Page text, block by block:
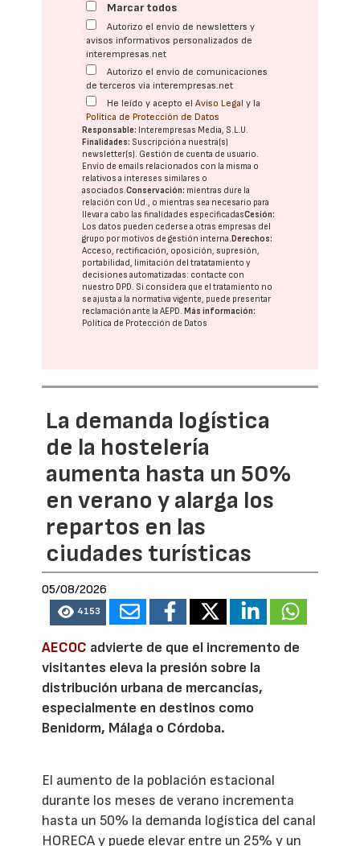
Marcar todos
Autorizo el envío de newsletters y
avisos informativos personalizados de
interempresas.net
Autorizo el envío de comunicaciones
de terceros vía interempresas.net
He leído y acepto elAviso Legal y la
Política de Protección de Datos
Responsable: Interempresas Media, S.L.U.
Finalidades: Suscripción a nuestra(s)
newsletter(s). Gestión de cuenta de usuario.
Envío de emails relacionados con la misma o
relativos a intereses similares o
asociados.Conservación: mientras dure la
relación con Ud., o mientras sea necesario para
llevar a cabo las finalidades especificadasCesión:
Los datos pueden cederse a otras empresas del
grupo por motivos de gestión interna. Derechos:
Acceso, rectificación, oposición, supresión,
portabilidad, limitación del tratatamiento y
decisiones automatizadas: contacte con
nuestro DPD. Si considera que el tratamiento no
se ajusta a la normativa vigente, puede presentar
reclamación ante laAEPD. Más información:
Política de Protección de Datos
La demanda logística
de la hostelería
aumenta hasta un 50%
en verano y alarga los
repartos en las
ciudades turísticas
05/08/2026
4153
AECOC advierte de que el incremento de
visitantes eleva la presión sobre la
distribución urbana de mercancías,
especialmente en destinos como
Benidorm, Málaga o Córdoba.
El aumento de la población estacional
durante los meses de verano incrementa
hasta un 50% la demanda logística del canal
HORECA y puede elevar entre un 25% y un